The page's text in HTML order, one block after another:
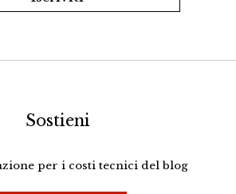
Sostieni
per i costi tecnici del blog